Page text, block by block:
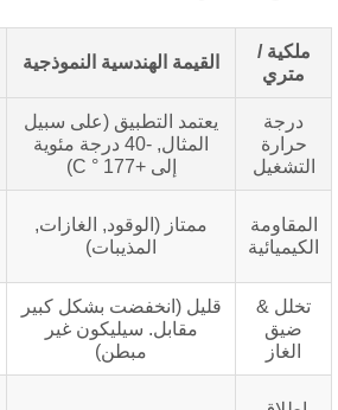
ملكية /
متري
القيمة الهندسية النموذجية
درجة
حرارة
التشغيل
يعتمد التطبيق (على سبيل
المثال, -40 درجة مئوية
إلى +177 ° C)
المقاومة
الكيميائية
ممتاز (الوقود, الغازات,
المذيبات)
تخلل &
ضيق
الغاز
قليل (انخفضت بشكل كبير
مقابل. سيليكون غير
مبطن)